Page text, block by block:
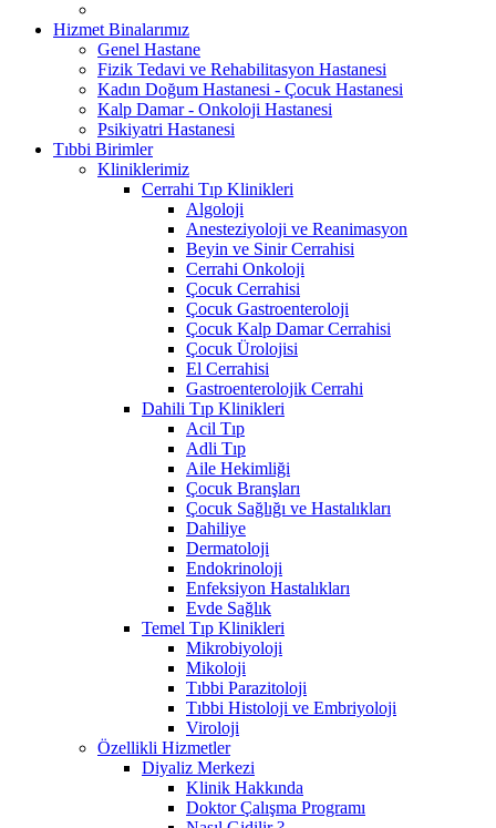
Hizmet Binalarımız
Genel Hastane
Fizik Tedavi ve Rehabilitasyon Hastanesi
Kadın Doğum Hastanesi - Çocuk Hastanesi
Kalp Damar - Onkoloji Hastanesi
Psikiyatri Hastanesi
Tıbbi Birimler
Kliniklerimiz
Cerrahi Tıp Klinikleri
Algoloji
Anesteziyoloji ve Reanimasyon
Beyin ve Sinir Cerrahisi
Cerrahi Onkoloji
Çocuk Cerrahisi
Çocuk Gastroenteroloji
Çocuk Kalp Damar Cerrahisi
Çocuk Ürolojisi
El Cerrahisi
Gastroenterolojik Cerrahi
Dahili Tıp Klinikleri
Acil Tıp
Adli Tıp
Aile Hekimliği
Çocuk Branşları
Çocuk Sağlığı ve Hastalıkları
Dahiliye
Dermatoloji
Endokrinoloji
Enfeksiyon Hastalıkları
Evde Sağlık
Temel Tıp Klinikleri
Mikrobiyoloji
Mikoloji
Tıbbi Parazitoloji
Tıbbi Histoloji ve Embriyoloji
Viroloji
Özellikli Hizmetler
Diyaliz Merkezi
Klinik Hakkında
Doktor Çalışma Programı